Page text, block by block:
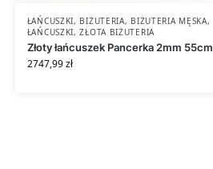
ŁAŃCUSZKI, BIŻUTERIA, BIŻUTERIA MĘSKA,
ŁAŃCUSZKI,ZŁOTA BIŻUTERIA
Złoty łańcuszek Pancerka 2mm 55cm
2747,99zł